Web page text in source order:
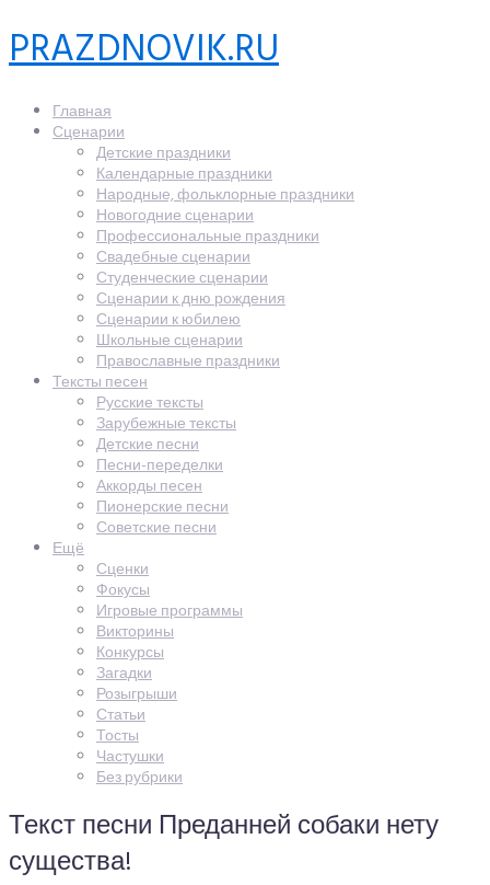
PRAZDNOVIK.RU
Главная
Сценарии
Детские праздники
Календарные праздники
Народные, фольклорные праздники
Новогодние сценарии
Профессиональные праздники
Свадебные сценарии
Студенческие сценарии
Сценарии к дню рождения
Сценарии к юбилею
Школьные сценарии
Православные праздники
Тексты песен
Русские тексты
Зарубежные тексты
Детские песни
Песни-переделки
Аккорды песен
Пионерские песни
Советские песни
Ещё
Сценки
Фокусы
Игровые программы
Викторины
Конкурсы
Загадки
Розыгрыши
Статьи
Тосты
Частушки
Без рубрики
Текст песни Преданней собаки нету
существа!